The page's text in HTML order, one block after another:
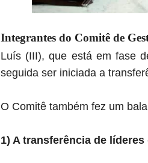
Integrantes do Comitê de
Luís (III), que está em fase
seguida ser iniciada a
O Comitê também fez um
1) A transferência de